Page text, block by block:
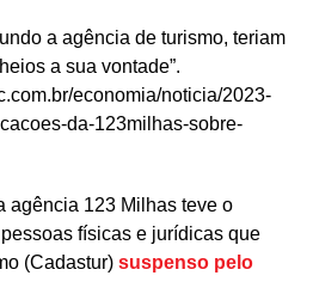
a agência de turismo, teriam
a sua vontade”.
economia/noticia/2023-
da-123milhas-sobre-
agência 123 Milhas teve o
físicas e jurídicas que
(Cadastur) suspenso pelo